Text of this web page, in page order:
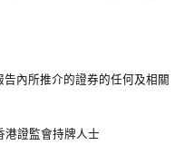
內所推介的證券的任何及相關
港證監會持牌人士